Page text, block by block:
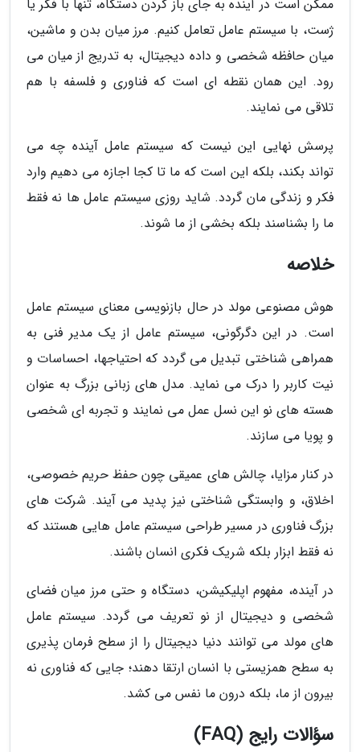
ممکن است در آینده به جای باز کردن دستگاه، تنها با فکر یا
ژست، با سیستم عامل تعامل کنیم. مرز میان بدن و ماشین،
میان حافظه شخصی و داده دیجیتال، به تدریج از میان می
رود. این همان نقطه ای است که فناوری و فلسفه با هم
تلاقی می نمایند.
پرسش نهایی این نیست که سیستم عامل آینده چه می
تواند بکند، بلکه این است که ما تا کجا اجازه می دهیم وارد
فکر و زندگی مان گردد. شاید روزی سیستم عامل ها نه فقط
ما را بشناسند بلکه بخشی از ما شوند.
خلاصه
هوش مصنوعی مولد در حال بازنویسی معنای سیستم عامل
است. در این دگرگونی، سیستم عامل از یک مدیر فنی به
همراهی شناختی تبدیل می گردد که احتیاجها، احساسات و
نیت کاربر را درک می نماید. مدل های زبانی بزرگ به عنوان
هسته های نو این نسل عمل می نمایند و تجربه ای شخصی
و پویا می سازند.
در کنار مزایا، چالش های عمیقی چون حفظ حریم خصوصی،
اخلاق، و وابستگی شناختی نیز پدید می آیند. شرکت های
بزرگ فناوری در مسیر طراحی سیستم عامل هایی هستند که
نه فقط ابزار بلکه شریک فکری انسان باشند.
در آینده، مفهوم اپلیکیشن، دستگاه و حتی مرز میان فضای
شخصی و دیجیتال از نو تعریف می گردد. سیستم عامل
های مولد می توانند دنیا دیجیتال را از سطح فرمان پذیری
به سطح همزیستی با انسان ارتقا دهند؛ جایی که فناوری نه
بیرون از ما، بلکه درون ما نفس می کشد.
سؤالات رایج (FAQ)